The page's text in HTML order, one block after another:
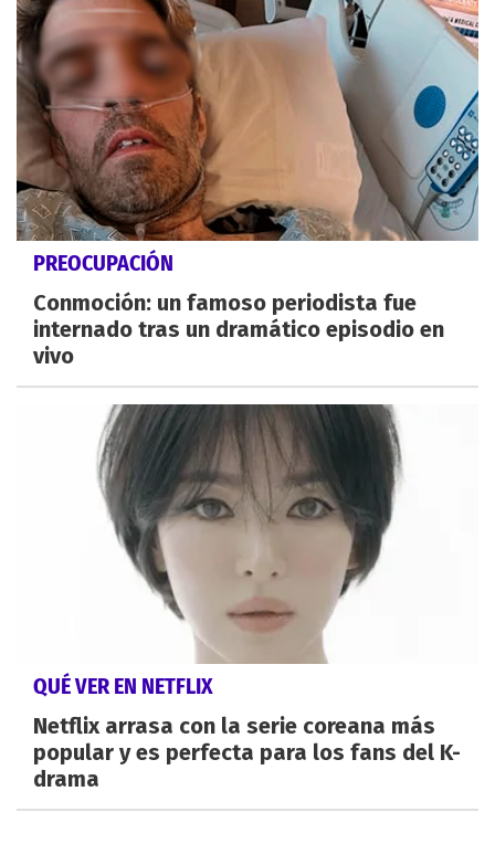
PREOCUPACIÓN
Conmoción: un famoso periodista fue
internado tras un dramático episodio en
vivo
QUÉ VER EN NETFLIX
Netflix arrasa con la serie coreana más
popular y es perfecta para los fans del K-
drama